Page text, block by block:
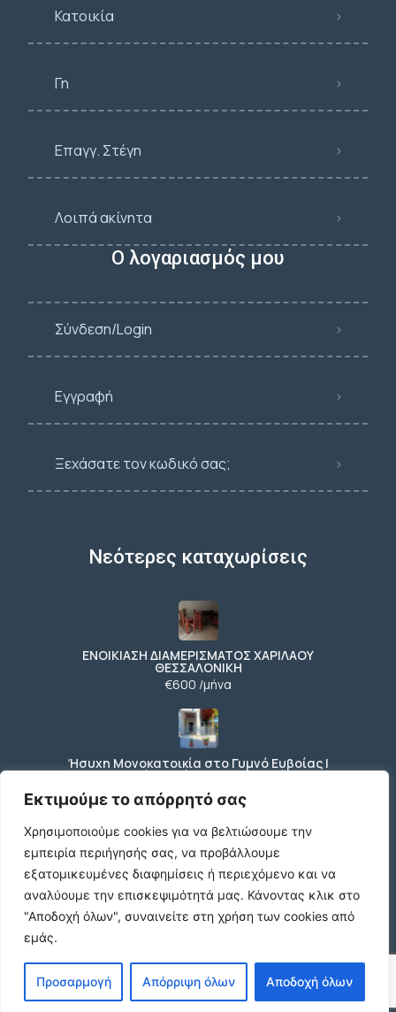
Εκτιμούμε το απόρρητό σας
Χρησιμοποιούμε cookies για να βελτιώσουμε την
εμπειρία περιήγησής σας, να προβάλλουμε
εξατομικευμένες διαφημίσεις ή περιεχόμενο και να
αναλύουμε την επισκεψιμότητά μας. Κάνοντας κλικ στο
"Αποδοχή όλων", συναινείτε στη χρήση των cookies από
εμάς.
Προσαρμογή Απόρριψη όλων Αποδοχή όλων
Κατοικία
Γη
Επαγγ. Στέγη
Λοιπά ακίνητα
Ο λογαριασμός μου
Σύνδεση/Login
Εγγραφή
Ξεχάσατε τον κωδικό σας;
Νεότερες καταχωρίσεις
ΕΝΟΙΚΙΑΣΗ ΔΙΑΜΕΡΙΣΜΑΤΟΣ ΧΑΡΙΛΑΟΥ
ΘΕΣΣΑΛΟΝΙΚΗ
€600 /μήνα
Ήσυχη Μονοκατοικία στο Γυμνό Ευβοίας |
Κοντά σε Θάλασσα & Βουνό
€52 /μήνα
ΕΝΟΙΚΙΑΣΗ ΔΙΑΜΕΡΙΣΜΑΤΟΣ ΧΑΡΙΛΑΟΥ
ΘΕΣΣΑΛΟΝΙΚΗ
€600 /μήνα
Κωδικος ακινητου Μ480 καταστημα στον
Ευοσμο